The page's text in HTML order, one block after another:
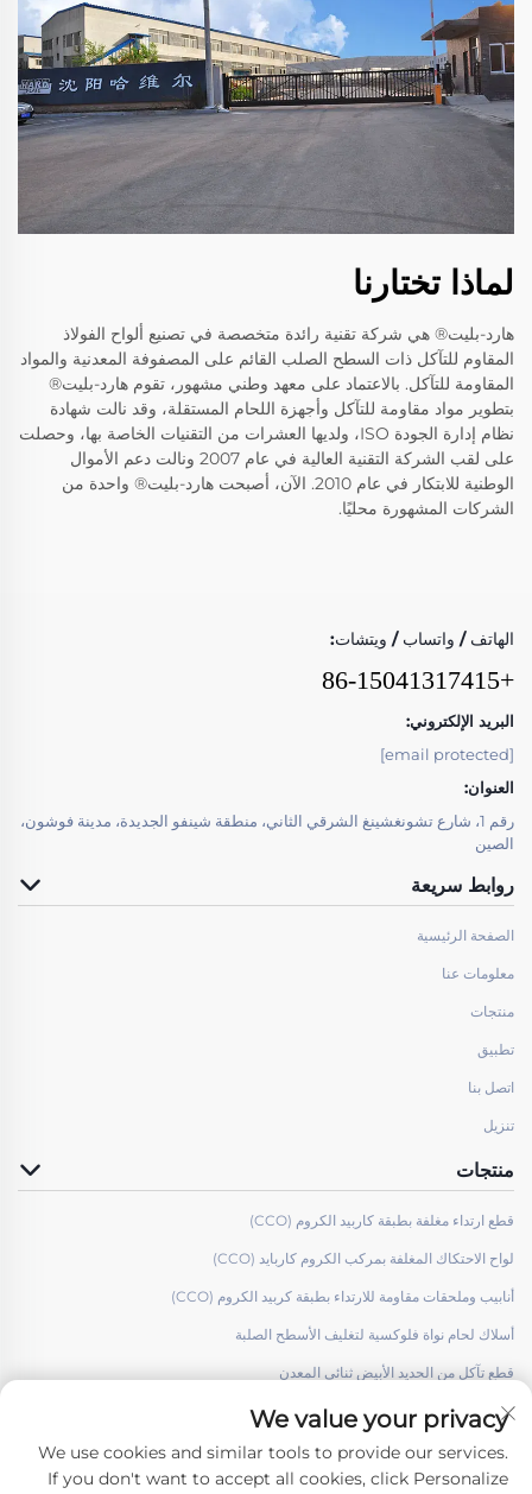
لماذا تختارنا
هارد-بليت® هي شركة تقنية رائدة متخصصة في تصنيع ألواح الفولاذ
المقاوم للتآكل ذات السطح الصلب القائم على المصفوفة المعدنية والمواد
المقاومة للتآكل. بالاعتماد على معهد وطني مشهور، تقوم هارد-بليت®
بتطوير مواد مقاومة للتآكل وأجهزة اللحام المستقلة، وقد نالت شهادة
نظام إدارة الجودة ISO، ولديها العشرات من التقنيات الخاصة بها، وحصلت
على لقب الشركة التقنية العالية في عام 2007 ونالت دعم الأموال
الوطنية للابتكار في عام 2010. الآن، أصبحت هارد-بليت® واحدة من
الشركات المشهورة محليًا.
الهاتف / واتساب / ويتشات:
+86-15041317415
البريد الإلكتروني:
[email protected]
العنوان:
رقم 1، شارع تشونغشينغ الشرقي الثاني، منطقة شينفو الجديدة، مدينة فوشون،
الصين
روابط سريعة
الصفحة الرئيسية
معلومات عنا
منتجات
تطبيق
اتصل بنا
تنزيل
منتجات
قطع ارتداء مغلفة بطبقة كاربيد الكروم (CCO)
لواح الاحتكاك المغلفة بمركب الكروم كاربايد (CCO)
أنابيب وملحقات مقاومة للارتداء بطبقة كربيد الكروم (CCO)
أسلاك لحام نواة فلوكسية لتغليف الأسطح الصلبة
قطع تآكل من الحديد الأبيض ثنائي المعدن
We value your privacy
We use cookies and similar tools to provide our services.
If you don't want to accept all cookies, click Personalize